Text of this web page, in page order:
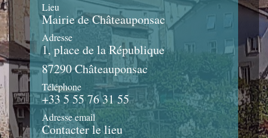
Lieu
Mairie de Châteauponsac
Adresse
1, place de la République
87290 Châteauponsac
Téléphone
+33 5 55 76 31 55
Adresse email
Contacter le lieu